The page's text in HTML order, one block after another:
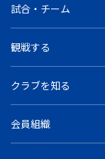
試合・チーム
観戦する
クラブを知る
会員組織